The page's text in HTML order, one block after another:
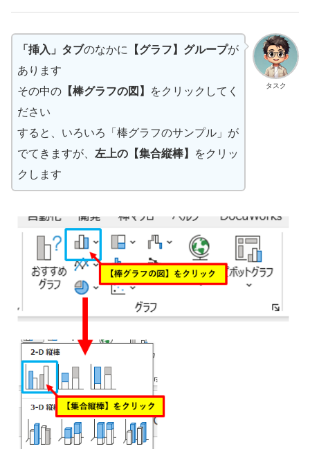
タスク
「挿入」タブのなかに 【グラフ】グループが
あります
その中の 【棒グラフの図】
をクリックしてく
ださい
すると、いろいろ「棒グラフのサンプル」が
でてきますが、 左上の【集合縦棒】
をクリッ
クします